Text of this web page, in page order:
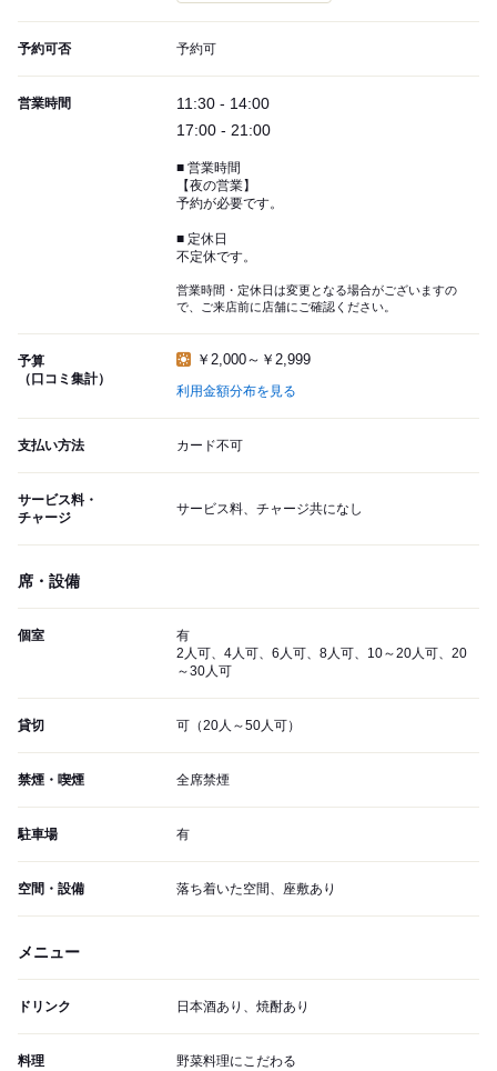
予約可否 予約可
営業時間
11:30 - 14:00
17:00 - 21:00
■ 営業時間
【夜の営業】
予約が必要です。
■ 定休日
不定休です。
営業時間・定休日は変更となる場合がございますの
で、ご来店前に店舗にご確認ください。
予算
（口コミ集計）
￥2,000～￥2,999
利用金額分布を見る
支払い方法 カード不可
サービス料・
チャージ
サービス料、チャージ共になし
席・設備
個室
有
2人可、4人可、6人可、8人可、10～20人可、20
～30人可
貸切 可（20人～50人可）
禁煙・喫煙 全席禁煙
駐車場 有
空間・設備 落ち着いた空間、座敷あり
メニュー
ドリンク 日本酒あり、焼酎あり
料理 野菜料理にこだわる